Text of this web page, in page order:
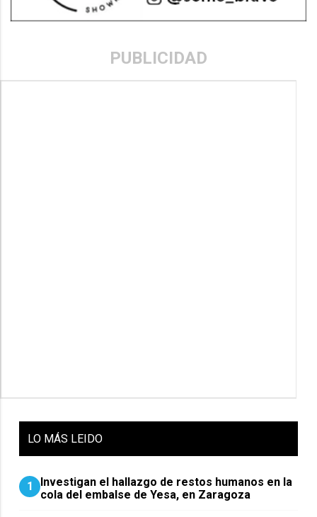
PUBLICIDAD
LO MÁS LEIDO
1
Investigan el hallazgo de restos humanos en la
cola del embalse de Yesa, en Zaragoza